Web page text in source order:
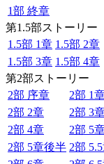
1部 終章
第1.5部ストーリー
1.5部 1章 1.5部 2章
1.5部 3章 1.5部 4章
第2部ストーリー
2部 序章
2部 1
2部 2章
2部 3
2部 4章
2部 5
2部 5章後半 2部